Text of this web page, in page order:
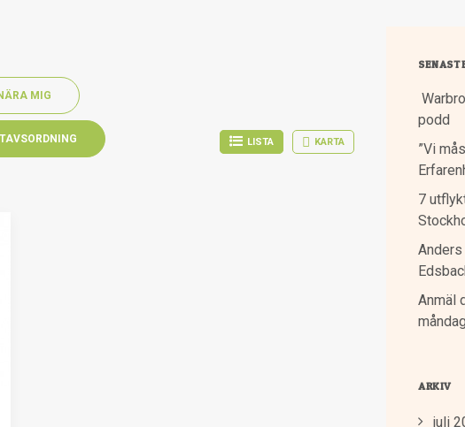
MIG
LISTA KARTA
podd
”Vi
7
Anmäl
ARKIV
juli